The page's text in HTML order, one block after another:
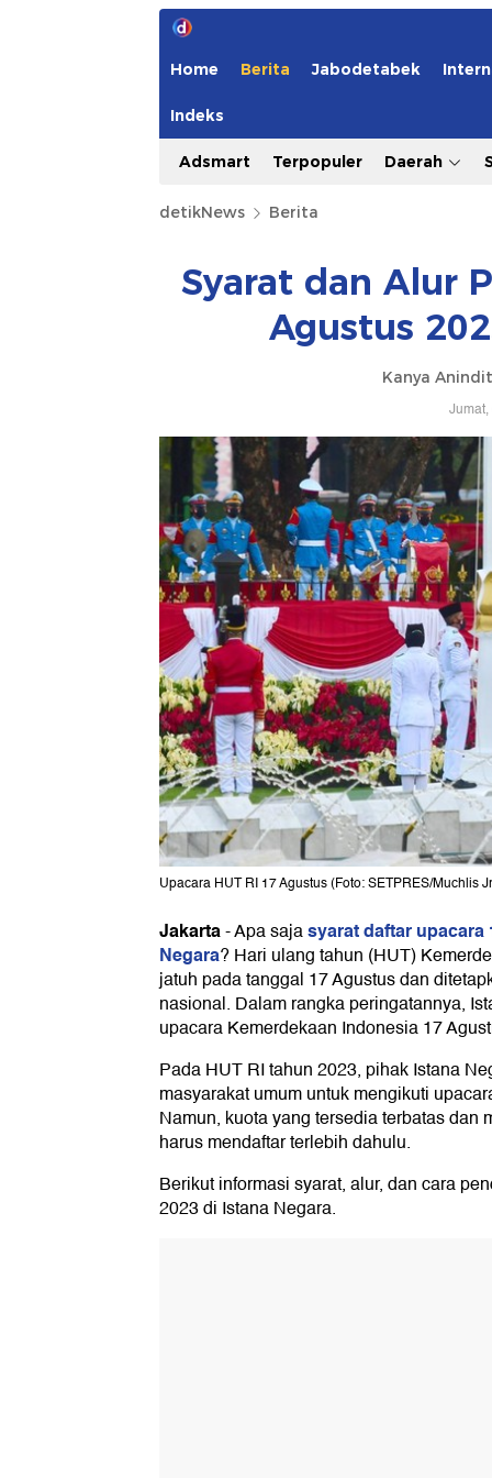
Home Berita Jabodetabek
Indeks
Adsmart Terpopuler Daerah
detikNews Berita
Syarat dan Alur
Agustus
Kanya
Upacara HUT RI 17 Agustus (Foto: SETPRES/Muchlis
Jakarta-Apa sajasyarat daftar upacara
Negara? Hari ulang tahun (HUT)
jatuh pada tanggal 17 Agustus dan
nasional. Dalam rangka peringatannya,
upacara Kemerdekaan Indonesia 17
Pada HUT RI tahun 2023, pihak Istana
masyarakat umum untuk mengikuti
Namun, kuota yang tersedia terbatas dan
harus mendaftar terlebih dahulu.
Berikut informasi syarat, alur, dan cara
2023 di Istana Negara.